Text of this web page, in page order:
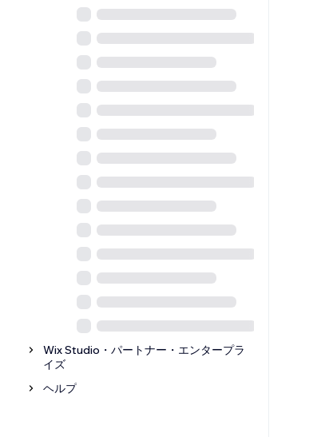
Wix Studio・パートナー・エンタープラ
イズ
ヘルプ